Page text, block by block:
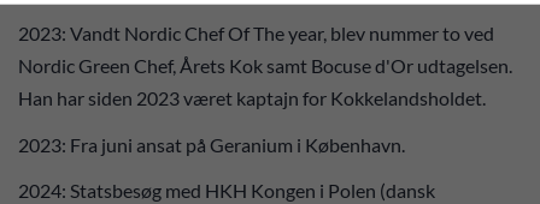
2023: Vandt Nordic Chef Of The year, blev nummer to ved
Nordic Green Chef, Årets Kok samt Bocuse d'Or udtagelsen.
Han har siden 2023 været kaptajn for Kokkelandsholdet.
2023: Fra juni ansat på Geranium i København.
2024: Statsbesøg med HKH Kongen i Polen (dansk